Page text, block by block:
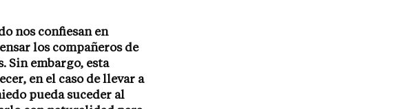
nos confiesan en
los compañeros de
Sin embargo, esta
en el caso de llevar a
pueda suceder al